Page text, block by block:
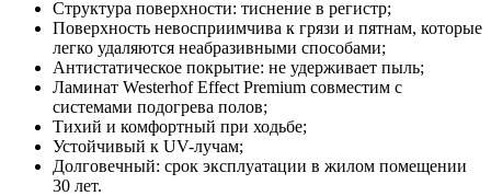
Структура поверхности: тиснение в регистр;
Поверхность невосприимчива к грязи и пятнам, которые
легко удаляются неабразивными способами;
Антистатическое покрытие: не удерживает пыль;
Ламинат Westerhof Effect Premium совместим с
системами подогрева полов;
Тихий и комфортный при ходьбе;
Устойчивый к UV-лучам;
Долговечный: срок эксплуатации в жилом помещении
30 лет.